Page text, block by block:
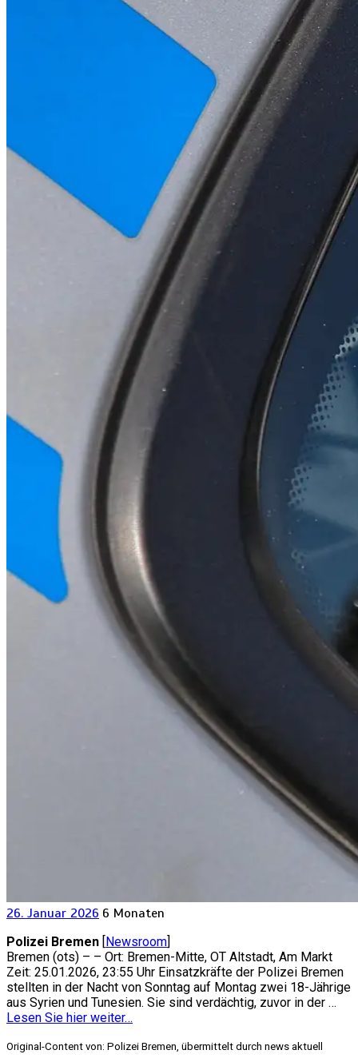
26. Januar 2026 6 Monaten
Polizei Bremen [Newsroom]
Bremen (ots) – – Ort: Bremen-Mitte, OT Altstadt, Am Markt
Zeit: 25.01.2026, 23:55 Uhr Einsatzkräfte der Polizei Bremen
stellten in der Nacht von Sonntag auf Montag zwei 18-Jährige
aus Syrien und Tunesien. Sie sind verdächtig, zuvor in der …
Lesen Sie hier weiter…
Original-Content von: Polizei Bremen, übermittelt durch news aktuell